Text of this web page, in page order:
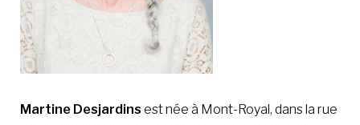
Martine Desjardins est née à Mont-Royal, dans la rue